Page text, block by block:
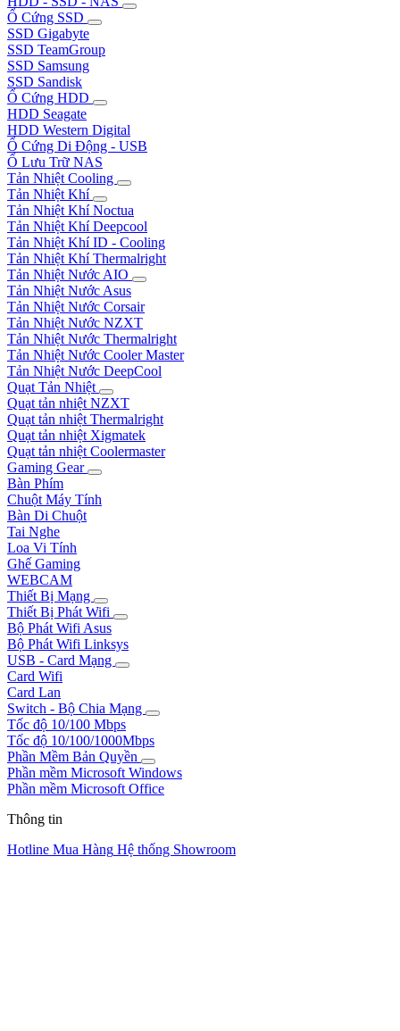
Ổ Cứng SSD
SSD Gigabyte
SSD TeamGroup
SSD Samsung
SSD Sandisk
Ổ Cứng HDD
HDD Seagate
HDD Western Digital
Ổ Cứng Di Động - USB
Ổ Lưu Trữ NAS
Tản Nhiệt Cooling
Tản Nhiệt Khí
Tản Nhiệt Khí Noctua
Tản Nhiệt Khí Deepcool
Tản Nhiệt Khí ID - Cooling
Tản Nhiệt Khí Thermalright
Tản Nhiệt Nước AIO
Tản Nhiệt Nước Asus
Tản Nhiệt Nước Corsair
Tản Nhiệt Nước NZXT
Tản Nhiệt Nước Thermalright
Tản Nhiệt Nước Cooler Master
Tản Nhiệt Nước DeepCool
Quạt Tản Nhiệt
Quạt tản nhiệt NZXT
Quạt tản nhiệt Thermalright
Quạt tản nhiệt Xigmatek
Quạt tản nhiệt Coolermaster
Gaming Gear
Bàn Phím
Chuột Máy Tính
Bàn Di Chuột
Tai Nghe
Loa Vi Tính
Ghế Gaming
WEBCAM
Thiết Bị Mạng
Thiết Bị Phát Wifi
Bộ Phát Wifi Asus
Bộ Phát Wifi Linksys
USB - Card Mạng
Card Wifi
Card Lan
Switch - Bộ Chia Mạng
Tốc độ 10/100 Mbps
Tốc độ 10/100/1000Mbps
Phần Mềm Bản Quyền
Phần mềm Microsoft Windows
Phần mềm Microsoft Office
Thông tin
Hotline Mua Hàng Hệ thống Showroom